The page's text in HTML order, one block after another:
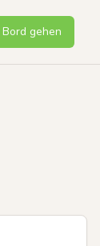
gehen